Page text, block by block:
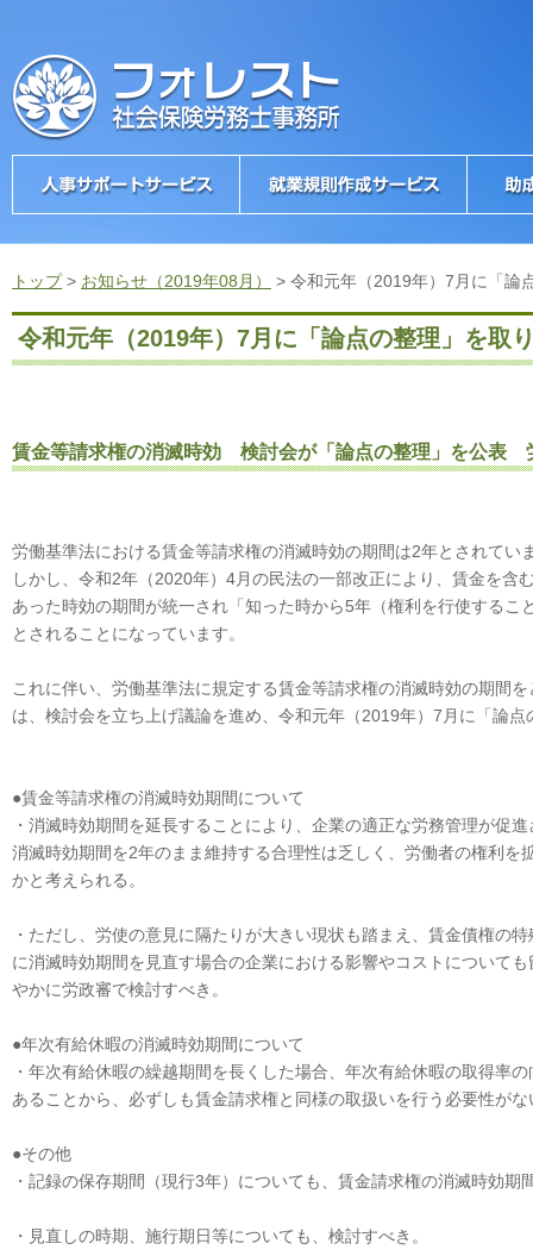
トップ> お知らせ（2019年08月） > 令和元年（2019年）7月に「論
令和元年（2019年）7月に「論点の整理」を取
賃金等請求権の消滅時効 検討会が「論点の整理」を公表
労働基準法における賃金等請求権の消滅時効の期間は2年とされてい
しかし、令和2年（2020年）4月の民法の一部改正により、賃金を含
あった時効の期間が統一され「知った時から5年（権利を行使するこ
とされることになっています。
これに伴い、労働基準法に規定する賃金等請求権の消滅時効の期間
は、検討会を立ち上げ議論を進め、令和元年（2019年）7月に「論
●賃金等請求権の消滅時効期間について
・消滅時効期間を延長することにより、企業の適正な労務管理が促
消滅時効期間を2年のまま維持する合理性は乏しく、労働者の権利を
かと考えられる。
・ただし、労使の意見に隔たりが大きい現状も踏まえ、賃金債権の
に消滅時効期間を見直す場合の企業における影響やコストについて
やかに労政審で検討すべき。
●年次有給休暇の消滅時効期間について
・年次有給休暇の繰越期間を長くした場合、年次有給休暇の取得率
あることから、必ずしも賃金請求権と同様の取扱いを行う必要性が
●その他
・記録の保存期間（現行3年）についても、賃金請求権の消滅時効
・見直しの時期、施行期日等についても、検討すべき。